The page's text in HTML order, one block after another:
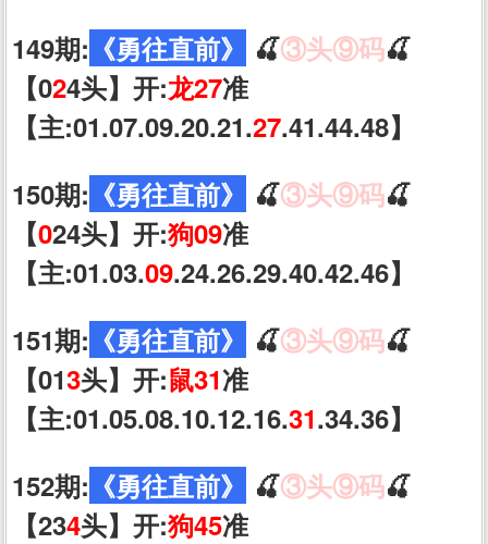
149期: 《勇往直前》 🍒③头⑨码🍒
【024头】开:龙27准
【主:01.07.09.20.21.27.41.44.48】
150期: 《勇往直前》 🍒③头⑨码🍒
【024头】开:狗09准
【主:01.03.09.24.26.29.40.42.46】
151期: 《勇往直前》 🍒③头⑨码🍒
【013头】开:鼠31准
【主:01.05.08.10.12.16.31.34.36】
152期: 《勇往直前》 🍒③头⑨码🍒
【234头】开:狗45准